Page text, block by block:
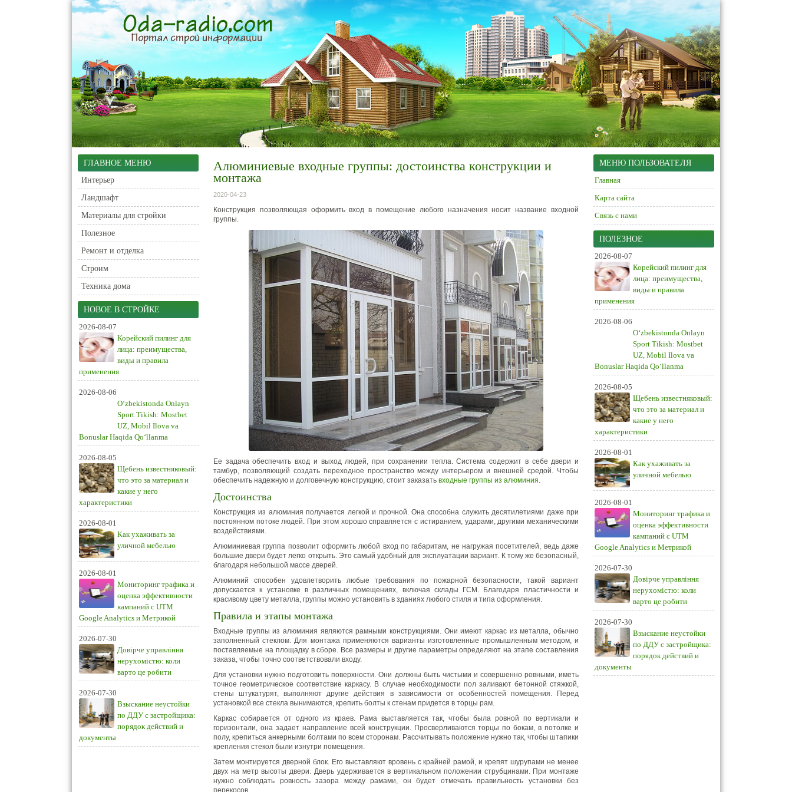
ГЛАВНОЕ МЕНЮ
Интерьер
Ландшафт
Материалы для стройки
Полезное
Ремонт и отделка
Строим
Техника дома
НОВОЕ В СТРОЙКЕ
2026-08-07
Корейский пилинг для
лица: преимущества,
виды и правила
применения
2026-08-06
O‘zbekistonda Onlayn
Sport Tikish: Mostbet
UZ, Mobil Ilova va
Bonuslar Haqida Qo‘llanma
2026-08-05
Щебень известняковый:
что это за материал и
какие у него
характеристики
2026-08-01
Как ухаживать за
уличной мебелью
2026-08-01
Мониторинг трафика и
оценка эффективности
кампаний с UTM
Google Analytics и Метрикой
2026-07-30
Довірче управління
нерухомістю: коли
варто це робити
2026-07-30
Взыскание неустойки
по ДДУ с застройщика:
порядок действий и
документы
Алюминиевые входные группы: достоинства конструкции и
монтажа
2020-04-23
Конструкция позволяющая оформить вход в помещение любого назначения носит название входной
группы.
Ее задача обеспечить вход и выход людей, при сохранении тепла. Система содержит в себе двери и
тамбур, позволяющий создать переходное пространство между интерьером и внешней средой. Чтобы
обеспечить надежную и долговечную конструкцию, стоит заказать входные группы из алюминия.
Достоинства
Конструкция из алюминия получается легкой и прочной. Она способна служить десятилетиями даже при
постоянном потоке людей. При этом хорошо справляется с истиранием, ударами, другими механическими
воздействиями.
Алюминиевая группа позволит оформить любой вход по габаритам, не нагружая посетителей, ведь даже
большие двери будет легко открыть. Это самый удобный для эксплуатации вариант. К тому же безопасный,
благодаря небольшой массе дверей.
Алюминий способен удовлетворить любые требования по пожарной безопасности, такой вариант
допускается к установке в различных помещениях, включая склады ГСМ. Благодаря пластичности и
красивому цвету металла, группы можно установить в зданиях любого стиля и типа оформления.
Правила и этапы монтажа
Входные группы из алюминия являются рамными конструкциями. Они имеют каркас из металла, обычно
заполненный стеклом. Для монтажа применяются варианты изготовленные промышленным методом, и
поставляемые на площадку в сборе. Все размеры и другие параметры определяют на этапе составления
заказа, чтобы точно соответствовали входу.
Для установки нужно подготовить поверхности. Они должны быть чистыми и совершенно ровными, иметь
точное геометрическое соответствие каркасу. В случае необходимости пол заливают бетонной стяжкой,
стены штукатурят, выполняют другие действия в зависимости от особенностей помещения. Перед
установкой все стекла вынимаются, крепить болты к стенам придется в торцы рам.
Каркас собирается от одного из краев. Рама выставляется так, чтобы была ровной по вертикали и
горизонтали, она задает направление всей конструкции. Просверливаются торцы по бокам, в потолке и
полу, крепиться анкерными болтами по всем сторонам. Рассчитывать положение нужно так, чтобы штапики
крепления стекол были изнутри помещения.
Затем монтируется дверной блок. Его выставляют вровень с крайней рамой, и крепят шурупами не менее
двух на метр высоты двери. Дверь удерживается в вертикальном положении струбцинами. При монтаже
нужно соблюдать ровность зазора между рамами, он будет отмечать правильность установки без
перекосов.
МЕНЮ ПОЛЬЗОВАТЕЛЯ
Главная
Карта сайта
Связь с нами
ПОЛЕЗНОЕ
2026-08-07
Корейский пилинг для
лица: преимущества,
виды и правила
применения
2026-08-06
O‘zbekistonda Onlayn
Sport Tikish: Mostbet
UZ, Mobil Ilova va
Bonuslar Haqida Qo‘llanma
2026-08-05
Щебень известняковый:
что это за материал и
какие у него
характеристики
2026-08-01
Как ухаживать за
уличной мебелью
2026-08-01
Мониторинг трафика и
оценка эффективности
кампаний с UTM
Google Analytics и Метрикой
2026-07-30
Довірче управління
нерухомістю: коли
варто це робити
2026-07-30
Взыскание неустойки
по ДДУ с застройщика:
порядок действий и
документы